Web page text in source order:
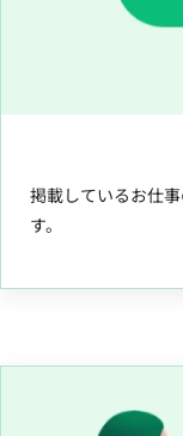
掲載しているお仕
す。